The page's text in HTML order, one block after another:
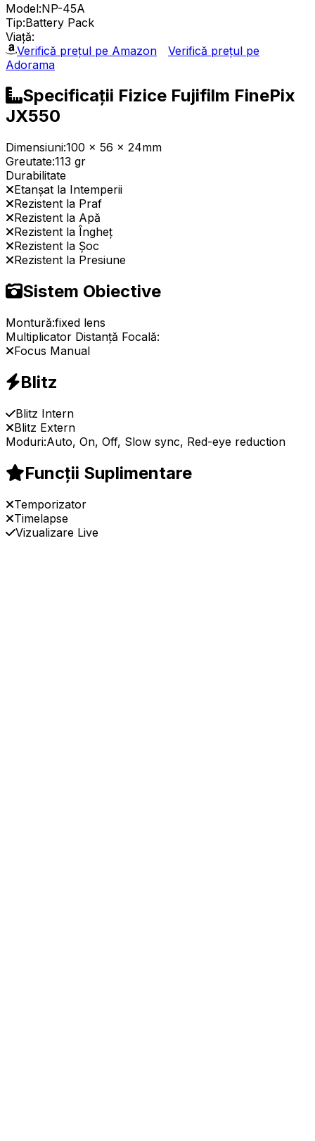
Model:NP-45A
Tip:Battery Pack
Viață:
Verifică prețul pe Amazon
Verifică prețul pe
Adorama
Specificații Fizice Fujifilm FinePix
JX550
Dimensiuni:100 x 56 x 24mm
Greutate:113 gr
Durabilitate
Etanșat la Intemperii
Rezistent la Praf
Rezistent la Apă
Rezistent la Îngheț
Rezistent la Șoc
Rezistent la Presiune
Sistem Obiective
Montură:fixed lens
Multiplicator Distanță Focală:
Focus Manual
Blitz
Blitz Intern
Blitz Extern
Moduri:Auto, On, Off, Slow sync, Red-eye reduction
Funcții Suplimentare
Temporizator
Timelapse
Vizualizare Live